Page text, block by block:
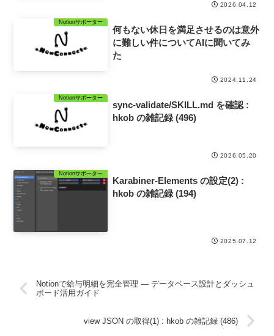
2026.04.12
Notionサポーター
何もない休日を満足させるのは意外
に難しい件についてAIに聞いてみ
た
2024.11.24
Notionサポーター
sync-validate/SKILL.md を確認 :
hkob の雑記録 (496)
2026.05.20
Notionサポーター
Karabiner-Elements の設定(2) :
hkob の雑記録 (194)
2025.07.12
Notionで給与明細を完全管理 — データベース設計とダッシュ
ボード活用ガイド
view JSON の取得(1) : hkob の雑記録 (486)